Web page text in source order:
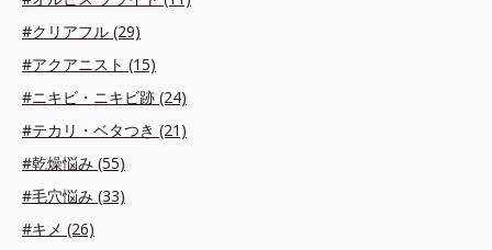
#クリアフル (29)
#アクアニスト (15)
#ニキビ・ニキビ跡 (24)
#テカリ・ベタつき (21)
#乾燥悩み (55)
#毛穴悩み (33)
#キメ (26)